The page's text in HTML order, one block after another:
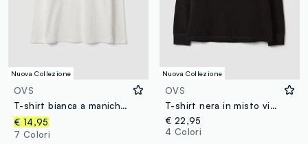
Nuova Collezione
OVS
T-shirt bianca a maniche lunghe in puro cotone organico con girocollo
€ 14,95
7 Colori
Nuova Collezione
OVS
T-shirt nera in misto viscosa a nido d'ape regular fit
€ 22,95
4 Colori